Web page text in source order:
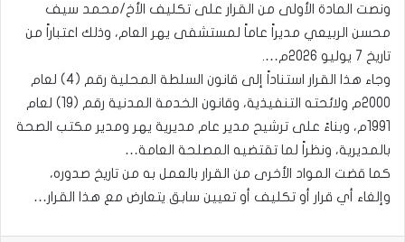
ونصت المادة الأولى من القرار على تكليف الأخ/محمد سيف
محسن الربيعي مديراً عاماً لمستشفى يهر العام، وذلك اعتباراً من
تاريخ 7 يوليو 2026م….
وجاء هذا القرار استناداً إلى قانون السلطة المحلية رقم (4) لعام
2000م ولائحته التنفيذية، وقانون الخدمة المدنية رقم (19) لعام
1991م، وبناءً على ترشيح مدير عام مديرية يهر ومدير مكتب الصحة
بالمديرية، ونظراً لما تقتضيه المصلحة العامة…
كما قضت المواد الأخرى من القرار بالعمل به من تاريخ صدوره،
وإلغاء أي قرار أو تكليف أو تعيين سابق يتعارض مع هذا القرار…